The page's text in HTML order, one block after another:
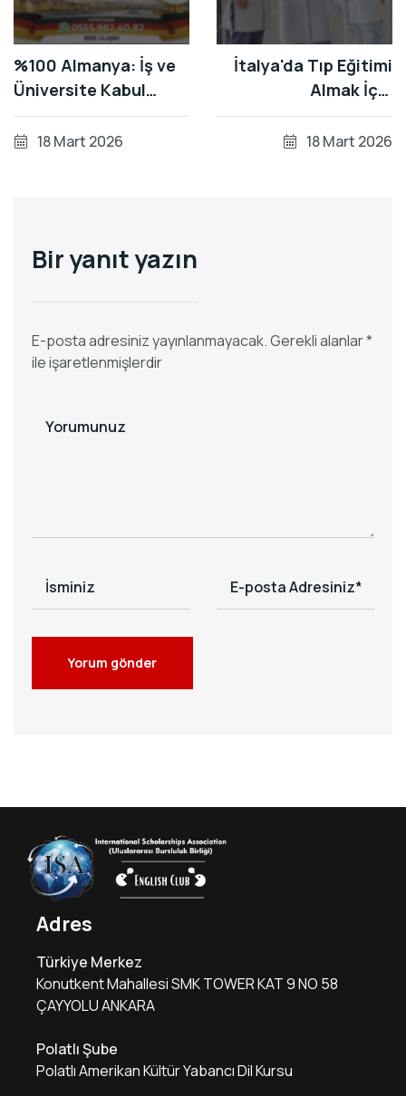
%100 Almanya: İş ve
Üniversite Kabul
Garantili Almanca
Kursu Başlıyor!
18 Mart 2026
İtalya'da Tıp Eğitimi
Almak İçin
Gerekenler: 2026
Başvuru Rehberi
18 Mart 2026
Bir yanıt yazın
E-posta adresiniz yayınlanmayacak.Gerekli alanlar*
ile işaretlenmişlerdir
Adres
Türkiye Merkez
Konutkent Mahallesi SMK TOWER KAT 9 NO 58
ÇAYYOLU ANKARA
Polatlı Şube
Polatlı Amerikan Kültür Yabancı Dil Kursu